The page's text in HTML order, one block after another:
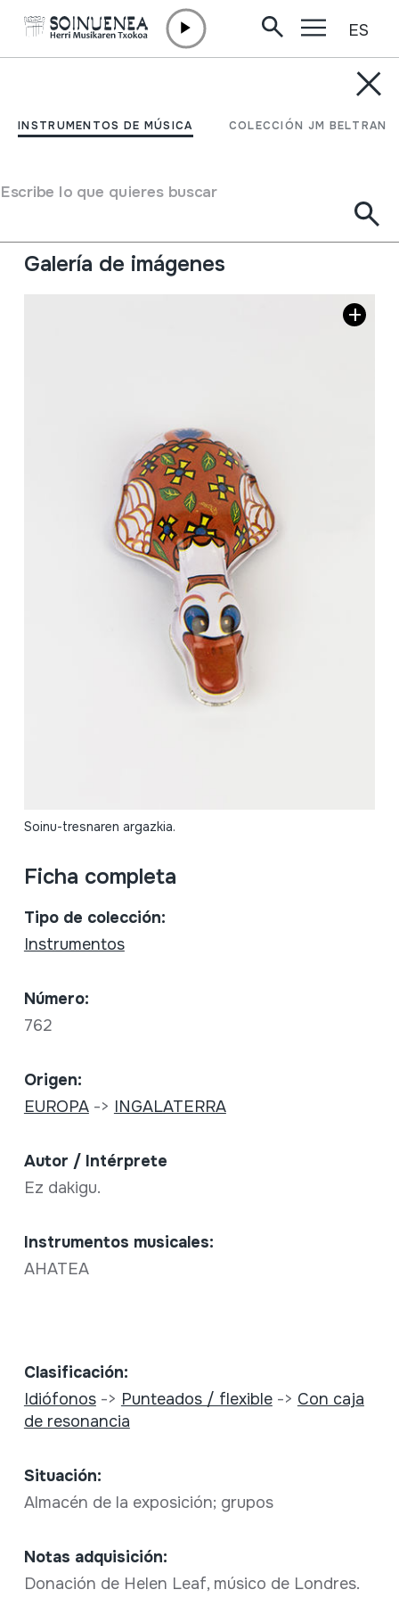
INSTRUMENTOS DE MÚSICA COLECCIÓN JM BELTRAN
Escribe lo que quieres buscar
ES
DUCK; AHATEA
Tipo de Instrumento de música
-> Punteados / flexible
Galería de imágenes
Soinu-tresnaren argazkia.
Ficha completa
Tipo de colección:
Instrumentos
Número:
762
Origen:
EUROPA-> INGALATERRA
Autor / Intérprete
Ez dakigu.
Instrumentos musicales:
AHATEA
Clasificación:
Idiófonos-> Punteados / flexible-> Con caja
de resonancia
Situación:
Almacén de la exposición; grupos
Notas adquisición:
Donación de Helen Leaf, músico de Londres.